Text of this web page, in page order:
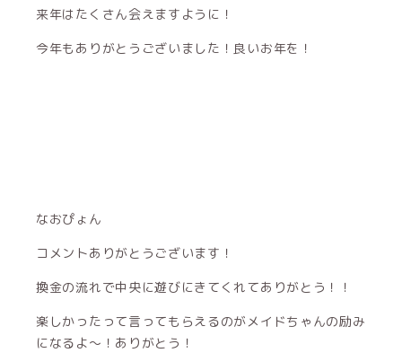
来年はたくさん会えますように！
今年もありがとうございました！良いお年を！
なおぴょん
コメントありがとうございます！
換金の流れで中央に遊びにきてくれてありがとう！！
楽しかったって言ってもらえるのがメイドちゃんの励み
になるよ〜！ありがとう！